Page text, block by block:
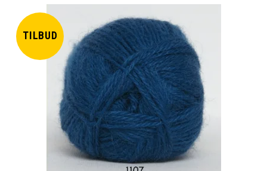
TILBUD